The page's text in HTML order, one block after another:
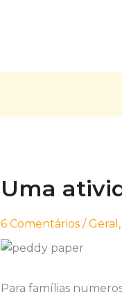
Uma
6 Comentários /Geral ,
Para famílias